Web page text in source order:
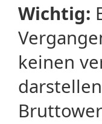
Wichtig:
keinen